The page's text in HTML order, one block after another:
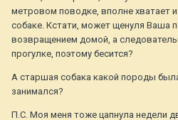
метровом поводке, вполне хватает и
собаке. Кстати, может щенуля Ваша
возвращением домой, а
прогулке, поэтому бесится?
А старшая собака какой породы
занимался?
П.С. Моя меня тоже цапнула недели